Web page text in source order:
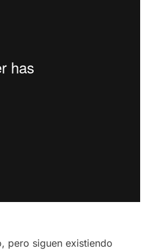
pero siguen existiendo